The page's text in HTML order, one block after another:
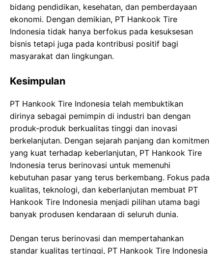
bidang pendidikan, kesehatan, dan pemberdayaan
ekonomi. Dengan demikian, PT Hankook Tire
Indonesia tidak hanya berfokus pada kesuksesan
bisnis tetapi juga pada kontribusi positif bagi
masyarakat dan lingkungan.
Kesimpulan
PT Hankook Tire Indonesia telah membuktikan
dirinya sebagai pemimpin di industri ban dengan
produk-produk berkualitas tinggi dan inovasi
berkelanjutan. Dengan sejarah panjang dan komitmen
yang kuat terhadap keberlanjutan, PT Hankook Tire
Indonesia terus berinovasi untuk memenuhi
kebutuhan pasar yang terus berkembang. Fokus pada
kualitas, teknologi, dan keberlanjutan membuat PT
Hankook Tire Indonesia menjadi pilihan utama bagi
banyak produsen kendaraan di seluruh dunia.
Dengan terus berinovasi dan mempertahankan
standar kualitas tertinggi, PT Hankook Tire Indonesia